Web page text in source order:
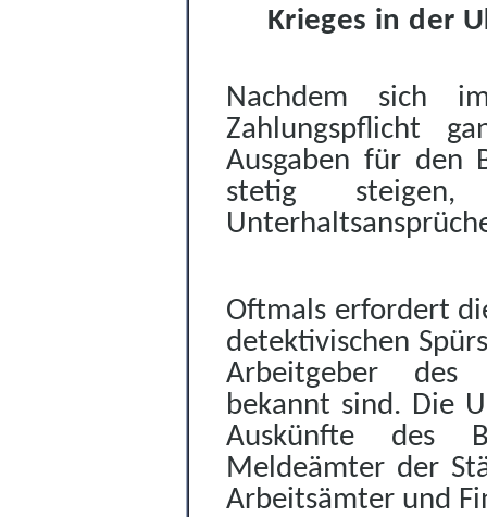
Krieges in der
Nachdem sich
Zahlungspflicht
Ausgaben für den
stetig
Oftmals erfordert
detektivischen
Arbeitgeber des
bekannt sind. Die
Auskünfte des
Meldeämter der
Arbeitsämter und